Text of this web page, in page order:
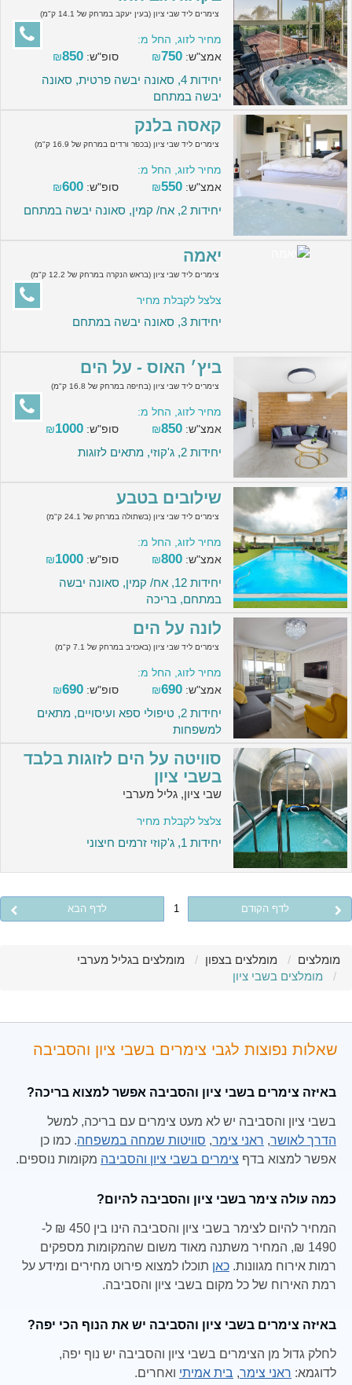
צימרים ליד שבי ציון (בעין יעקב במרחק של 14.1 ק"מ)
מחיר לזוג, החל מ:
אמצ"ש:
₪750 סופ"ש: ₪850
יחידות 4, סאונה יבשה פרטית, סאונה
יבשה במתחם
קאסה בלנק
צימרים ליד שבי ציון (בכפר ורדים במרחק של 16.9 ק"מ)
מחיר לזוג, החל מ:
אמצ"ש:
₪550 סופ"ש: ₪600
יחידות 2, אח/ קמין, סאונה יבשה במתחם
יאמה
צימרים ליד שבי ציון (בראש הנקרה במרחק של 12.2 ק"מ)
צלצל לקבלת מחיר
יחידות 3, סאונה יבשה במתחם
ביץ׳ האוס - על הים
צימרים ליד שבי ציון (בחיפה במרחק של 16.8 ק"מ)
מחיר לזוג, החל מ:
אמצ"ש:
₪850 סופ"ש: ₪1000
יחידות 2, ג'קוזי, מתאים לזוגות
שילובים בטבע
צימרים ליד שבי ציון (בשתולה במרחק של 24.1 ק"מ)
מחיר לזוג, החל מ:
אמצ"ש:
₪800 סופ"ש: ₪1000
יחידות 12, אח/ קמין, סאונה יבשה
במתחם, בריכה
לונה על הים
צימרים ליד שבי ציון (באכזיב במרחק של 7.1 ק"מ)
מחיר לזוג, החל מ:
אמצ"ש:
₪690 סופ"ש: ₪690
יחידות 2, טיפולי ספא ועיסויים, מתאים
למשפחות
סוויטה על הים לזוגות בלבד
בשבי ציון
שבי ציון, גליל מערבי
צלצל לקבלת מחיר
יחידות 1, ג'קוזי זרמים חיצוני
לדף הקודם 1 לדף הבא
מומלצים מומלצים בצפון
מומלצים בגליל מערבי
מומלצים בשבי ציון
שאלות נפוצות לגבי צימרים בשבי ציון והסביבה
באיזה צימרים בשבי ציון והסביבה אפשר למצוא בריכה?
בשבי ציון והסביבה יש לא מעט צימרים עם בריכה, למשל
הדרך לאושר, ראני צימר, סוויטות שמחה במשפחה. כמו כן
אפשר למצוא בדף צימרים בשבי ציון והסביבה מקומות נוספים.
כמה עולה צימר בשבי ציון והסביבה להיום?
המחיר להיום לצימר בשבי ציון והסביבה הינו בין 450 ₪ ל-
1490 ₪, המחיר משתנה מאוד משום שהמקומות מספקים
רמות אירוח מגוונות. כאן תוכלו למצוא פירוט מחירים ומידע על
רמת האירוח של כל מקום בשבי ציון והסביבה.
באיזה צימרים בשבי ציון והסביבה יש את הנוף הכי יפה?
לחלק גדול מן הצימרים בשבי ציון והסביבה יש נוף יפה,
לדוגמא: ראני צימר, בית אמיתי ואחרים.